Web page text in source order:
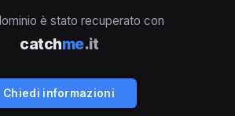
è stato recuperato con
catchme.it
Chiedi informazioni